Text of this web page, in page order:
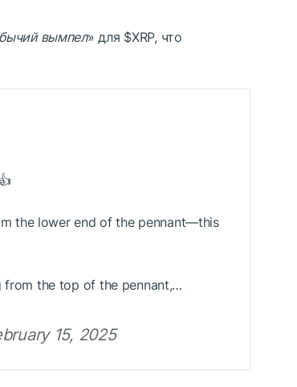
бычий вымпел» для $XRP, что
the lower end of the pennant—this
from the top of the pennant,…
15, 2025